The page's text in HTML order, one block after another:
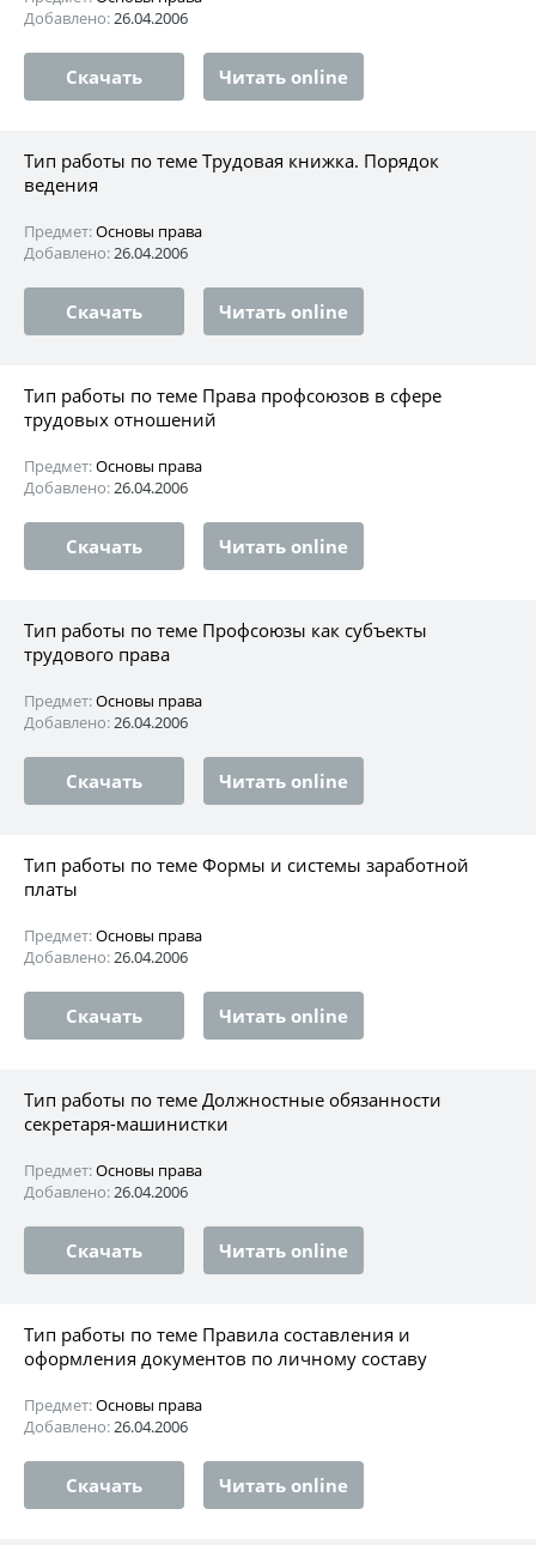
Добавлено:26.04.2006
Скачать Читать online
Тип работы по теме Трудовая книжка. Порядок
ведения
Предмет:Основы права
Добавлено:26.04.2006
Скачать Читать online
Тип работы по теме Права профсоюзов в сфере
трудовых отношений
Предмет:Основы права
Добавлено:26.04.2006
Скачать Читать online
Тип работы по теме Профсоюзы как субъекты
трудового права
Предмет:Основы права
Добавлено:26.04.2006
Скачать Читать online
Тип работы по теме Формы и системы заработной
платы
Предмет:Основы права
Добавлено:26.04.2006
Скачать Читать online
Тип работы по теме Должностные обязанности
секретаря-машинистки
Предмет:Основы права
Добавлено:26.04.2006
Скачать Читать online
Тип работы по теме Правила составления и
оформления документов по личному составу
Предмет:Основы права
Добавлено:26.04.2006
Скачать Читать online